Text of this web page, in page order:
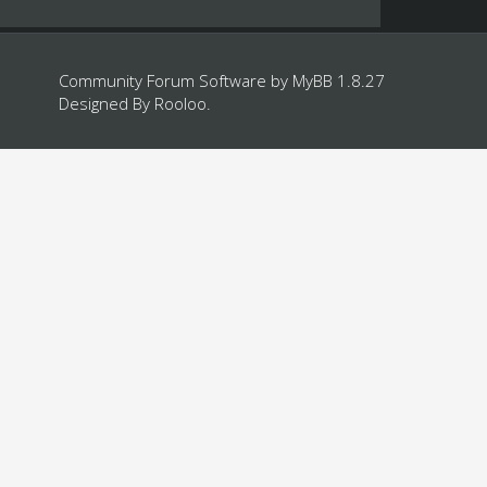
Community Forum Software by MyBB 1.8.27
Designed By Rooloo.